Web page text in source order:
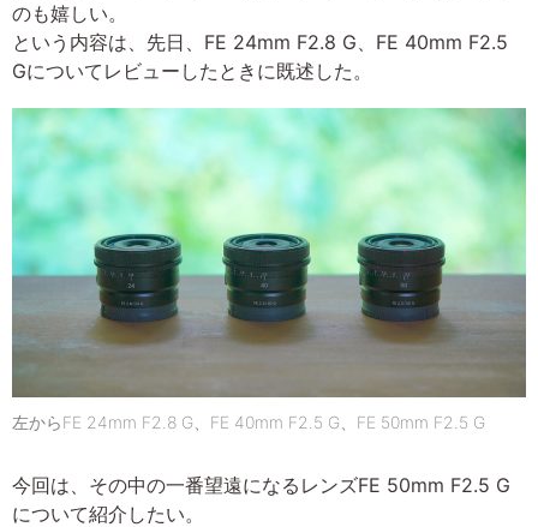
のも嬉しい。
という内容は、先日、FE 24mm F2.8 G、FE 40mm F2.5
Gについてレビューしたときに既述した。
左からFE 24mm F2.8 G、FE 40mm F2.5 G、FE 50mm F2.5 G
今回は、その中の一番望遠になるレンズFE 50mm F2.5 G
について紹介したい。